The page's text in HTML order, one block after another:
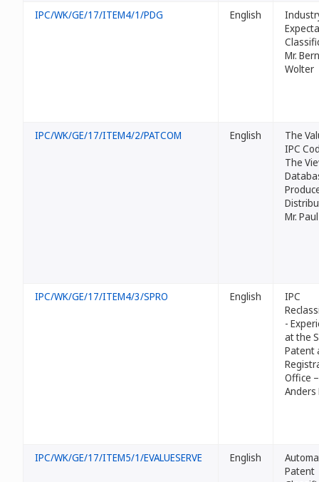
IPC/WK/GE/17/ITEM4/1/PDG English
Mr.
Wolter
IPC/WK/GE/17/ITEM4/2/PATCOM English
The
IPC
The
Mr.
IPC/WK/GE/17/ITEM4/3/SPRO English
IPC
-
at the
Patent
Office
Anders
IPC/WK/GE/17/ITEM5/1/EVALUESERVE English
Patent